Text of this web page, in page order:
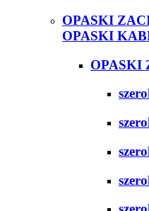
OPASKI
OPASKI
OPASKI